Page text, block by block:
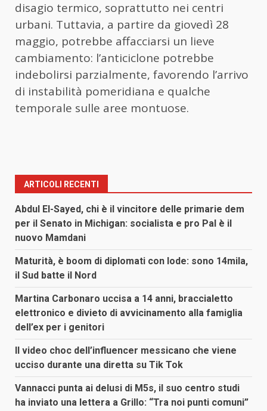
disagio termico, soprattutto nei centri
urbani. Tuttavia, a partire da giovedì 28
maggio, potrebbe affacciarsi un lieve
cambiamento: l’anticiclone potrebbe
indebolirsi parzialmente, favorendo l’arrivo
di instabilità pomeridiana e qualche
temporale sulle aree montuose.
ARTICOLI RECENTI
Abdul El-Sayed, chi è il vincitore delle primarie dem
per il Senato in Michigan: socialista e pro Pal è il
nuovo Mamdani
Maturità, è boom di diplomati con lode: sono 14mila,
il Sud batte il Nord
Martina Carbonaro uccisa a 14 anni, braccialetto
elettronico e divieto di avvicinamento alla famiglia
dell’ex per i genitori
Il video choc dell’influencer messicano che viene
ucciso durante una diretta su Tik Tok
Vannacci punta ai delusi di M5s, il suo centro studi
ha inviato una lettera a Grillo: “Tra noi punti comuni”